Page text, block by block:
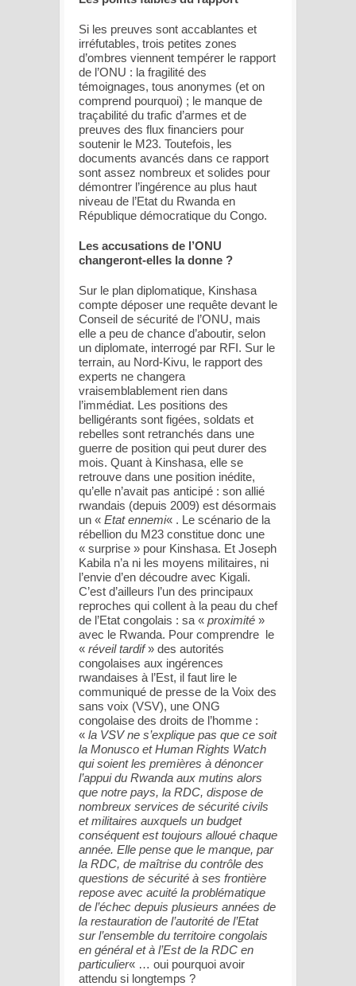
Si les preuves sont accablantes et
irréfutables, trois petites zones
d’ombres viennent tempérer le rapport
de l’ONU : la fragilité des
témoignages, tous anonymes (et on
comprend pourquoi) ; le manque de
traçabilité du trafic d’armes et de
preuves des flux financiers pour
soutenir le M23. Toutefois, les
documents avancés dans ce rapport
sont assez nombreux et solides pour
démontrer l’ingérence au plus haut
niveau de l’Etat du Rwanda en
République démocratique du Congo.
Les accusations de l’ONU
changeront-elles la donne ?
Sur le plan diplomatique, Kinshasa
compte déposer une requête devant le
Conseil de sécurité de l’ONU, mais
elle a peu de chance d’aboutir, selon
un diplomate, interrogé par RFI. Sur le
terrain, au Nord-Kivu, le rapport des
experts ne changera
vraisemblablement rien dans
l’immédiat. Les positions des
belligérants sont figées, soldats et
rebelles sont retranchés dans une
guerre de position qui peut durer des
mois. Quant à Kinshasa, elle se
retrouve dans une position inédite,
qu’elle n’avait pas anticipé : son allié
rwandais (depuis 2009) est désormais
un « Etat ennemi« . Le scénario de la
rébellion du M23 constitue donc une
« surprise » pour Kinshasa. Et Joseph
Kabila n’a ni les moyens militaires, ni
l’envie d’en découdre avec Kigali.
C’est d’ailleurs l’un des principaux
reproches qui collent à la peau du chef
de l’Etat congolais : sa « proximité »
avec le Rwanda. Pour comprendre le
« réveil tardif» des autorités
congolaises aux ingérences
rwandaises à l’Est, il faut lire le
communiqué de presse de la Voix des
sans voix (VSV), une ONG
congolaise des droits de l’homme :
« la VSV ne s’explique pas que ce soit
la Monusco et Human Rights Watch
qui soient les premières à dénoncer
l’appui du Rwanda aux mutins alors
que notre pays, la RDC, dispose de
nombreux services de sécurité civils
et militaires auxquels un budget
conséquent est toujours alloué chaque
année. Elle pense que le manque, par
la RDC, de maîtrise du contrôle des
questions de sécurité à ses frontière
repose avec acuité la problématique
de l’échec depuis plusieurs années de
la restauration de l’autorité de l’Etat
sur l’ensemble du territoire congolais
en général et à l’Est de la RDC en
particulier« … oui pourquoi avoir
attendu si longtemps ?